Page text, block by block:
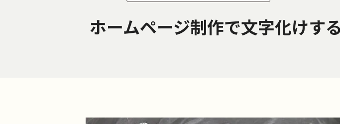
ホームページ制作で文字化けす